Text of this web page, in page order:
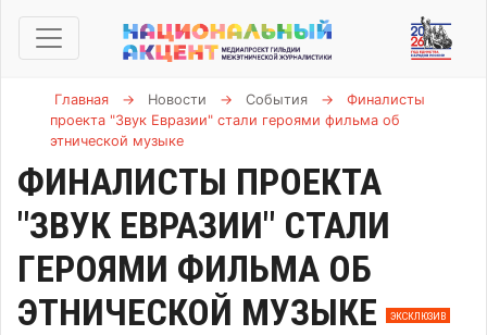
Главная → Новости → События →
Финалисты
проекта "Звук Евразии" стали героями фильма об
этнической музыке
ФИНАЛИСТЫ ПРОЕКТА
"ЗВУК ЕВРАЗИИ" СТАЛИ
ГЕРОЯМИ ФИЛЬМА ОБ
ЭТНИЧЕСКОЙ МУЗЫКЕ
ЭКСКЛЮЗИВ